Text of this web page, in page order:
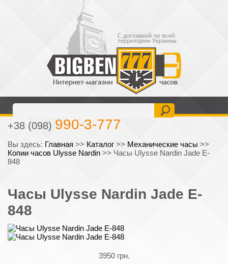
+38 (093)
+38 (098) 990-3-777
Вы здесь: Главная >> Каталог >> Механические часы >>
Копии часов Ulysse Nardin >> Часы Ulysse Nardin Jade E-
848
Часы Ulysse Nardin Jade E-
848
3950 грн.